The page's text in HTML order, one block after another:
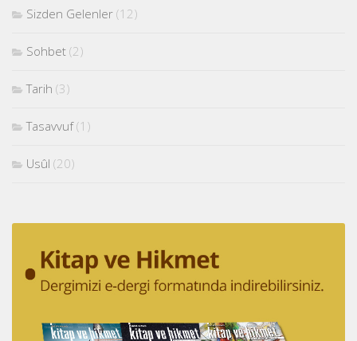
Sizden Gelenler (12)
Sohbet (2)
Tarih (3)
Tasavvuf(1)
Usûl (20)